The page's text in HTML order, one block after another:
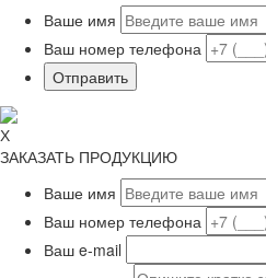
Ваше имя
Ваш номер телефона
Х
ЗАКАЗАТЬ ПРОДУКЦИЮ
Ваше имя
Ваш номер телефона
Ваш e-mail